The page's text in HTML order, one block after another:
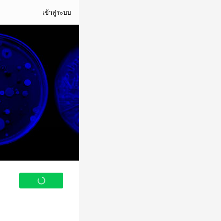
เข้าสู่ระบบ